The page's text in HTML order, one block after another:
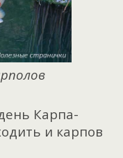
Карпа-
и карпов